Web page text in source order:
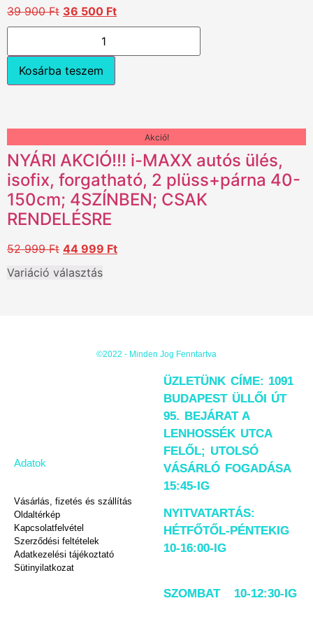
39 900Ft 36 500 Ft
Kosárba teszem
Akció!
NYÁRI AKCIÓ!!! i-MAXX autós ülés,
isofix, forgatható, 2 plüss+párna 40-
150cm; 4SZÍNBEN; CSAK
RENDELÉSRE
52 999Ft 44 999 Ft
Variáció választás
©2022 - Minden Jog Fenntartva
Adatok
Vásárlás, fizetés és szállítás
Oldaltérkép
Kapcsolatfelvétel
Szerződési feltételek
Adatkezelési tájékoztató
Sütinyilatkozat
ÜZLETÜNK CÍME: 1091
BUDAPEST ÜLLŐI ÚT
95. BEJÁRAT A
LENHOSSÉK UTCA
FELŐL; UTOLSÓ
VÁSÁRLÓ FOGADÁSA
15:45-IG
NYITVATARTÁS:
HÉTFŐTŐL-PÉNTEKIG
10-16:00-IG
SZOMBAT 10-12:30-IG